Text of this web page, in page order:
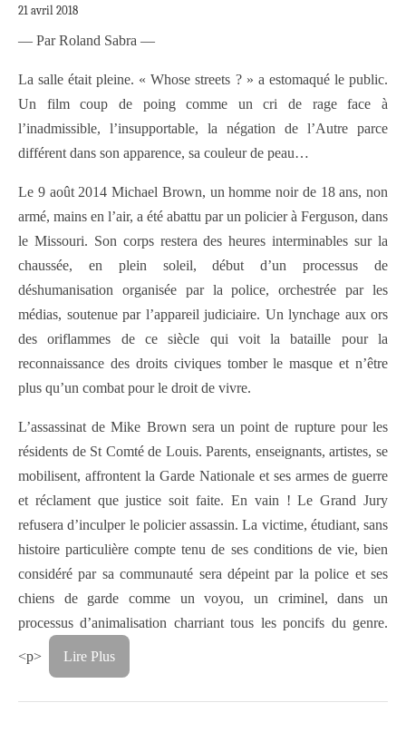
21 avril 2018
— Par Roland Sabra —
La salle était pleine. « Whose streets ? » a estomaqué le public.
Un film coup de poing comme un cri de rage face à
l’inadmissible, l’insupportable, la négation de l’Autre parce
différent dans son apparence, sa couleur de peau…
Le 9 août 2014 Michael Brown, un homme noir de 18 ans, non
armé, mains en l’air, a été abattu par un policier à Ferguson, dans
le Missouri. Son corps restera des heures interminables sur la
chaussée, en plein soleil, début d’un processus de
déshumanisation organisée par la police, orchestrée par les
médias, soutenue par l’appareil judiciaire. Un lynchage aux ors
des oriflammes de ce siècle qui voit la bataille pour la
reconnaissance des droits civiques tomber le masque et n’être
plus qu’un combat pour le droit de vivre.
L’assassinat de Mike Brown sera un point de rupture pour les
résidents de St Comté de Louis. Parents, enseignants, artistes, se
mobilisent, affrontent la Garde Nationale et ses armes de guerre
et réclament que justice soit faite. En vain ! Le Grand Jury
refusera d’inculper le policier assassin. La victime, étudiant, sans
histoire particulière compte tenu de ses conditions de vie, bien
considéré par sa communauté sera dépeint par la police et ses
chiens de garde comme un voyou, un criminel, dans un
processus d’animalisation charriant tous les poncifs du genre.
<p> Lire Plus